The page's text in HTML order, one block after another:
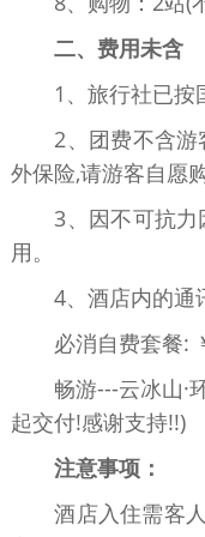
二、费用未含
1、旅行社已按
2、团费不含游
外保险,请游客自愿
3、因不可抗力
用。
4、酒店内的通讯
必消自费套餐:
畅游---云冰山·环
起交付!感谢支持!!)
注意事项：
酒店入住需客人